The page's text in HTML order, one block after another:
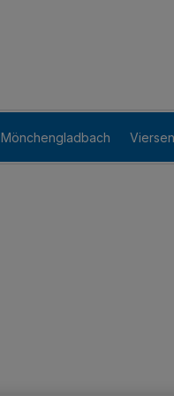
Mönchengladbach Viersen